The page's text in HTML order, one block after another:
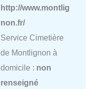
http://www.montlig
non.fr/
Service Cimetière
de Montlignon à
domicile : non
renseigné